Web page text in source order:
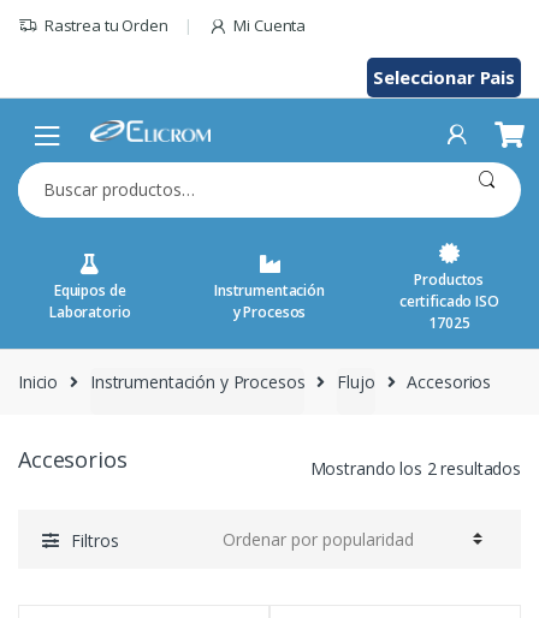
Rastrea tu Orden Mi Cuenta
Seleccionar Pais
Buscar
por:
Equipos de
Laboratorio
Instrumentación
y Procesos
Productos
certificado ISO
17025
Inicio Instrumentación y Procesos Flujo Accesorios
Accesorios Mostrando los 2 resultados
Filtros